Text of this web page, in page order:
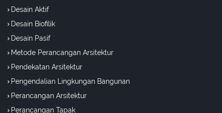
Desain Aktif
Desain Biofilik
Desain Pasif
Metode Perancangan Arsitektur
Pendekatan Arsitektur
Pengendalian Lingkungan Bangunan
Perancangan Arsitektur
Perancangan Tapak